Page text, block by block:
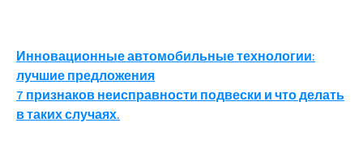
Навигация
по
записям
Инновационные автомобильные технологии:
лучшие предложения
7 признаков неисправности подвески и что делать
в таких случаях.